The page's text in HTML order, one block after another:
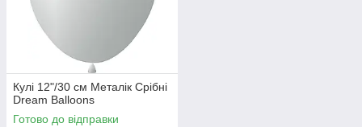
Кулі 12"/30 см Металік Срібні
Dream Balloons
Готово до відправки